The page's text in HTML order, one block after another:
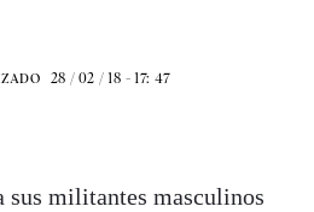
28 / 02 / 18 - 17: 47
sus militantes masculinos